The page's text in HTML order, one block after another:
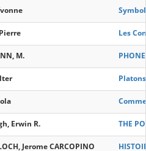
Les
M.
Erwin R. THE
Jerome CARCOPINO